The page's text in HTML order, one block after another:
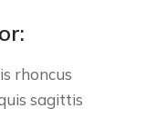
rhoncus
sagittis